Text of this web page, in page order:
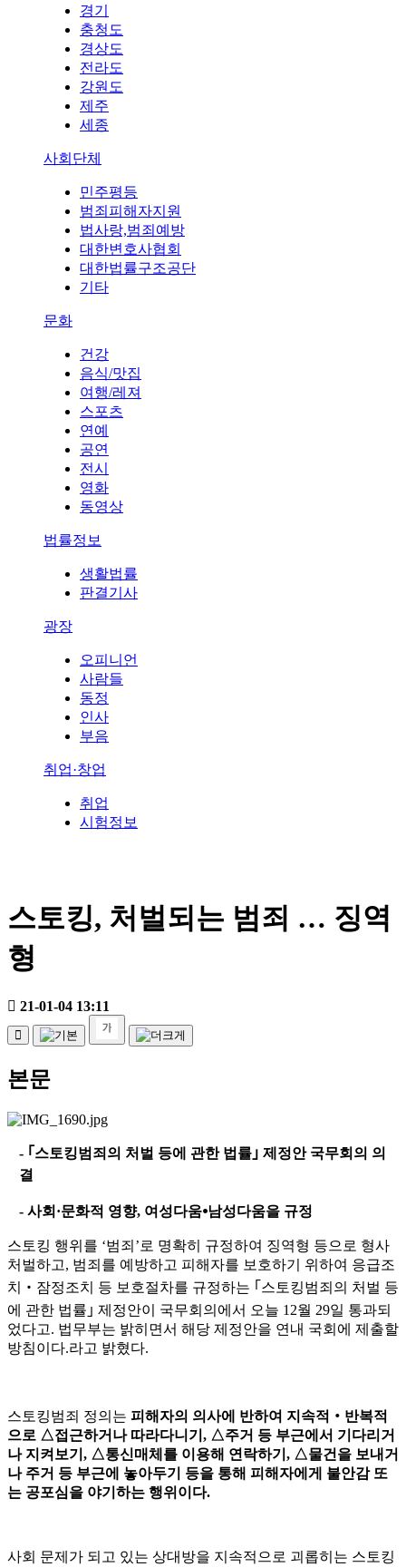
경기
충청도
경상도
전라도
강원도
제주
세종
사회단체
민주평등
범죄피해자지원
법사랑,범죄예방
대한변호사협회
대한법률구조공단
기타
문화
건강
음식/맛집
여행/레져
스포츠
연예
공연
전시
영화
동영상
법률정보
생활법률
판결기사
광장
오피니언
사람들
동정
인사
부음
취업·창업
취업
시험정보
스토킹, 처벌되는 범죄 … 징역
형
21-01-04 13:11
본문
- ｢ 스토킹범죄의 처벌 등에 관한 법률 ｣제정안 국무회의 의
결
-사회 ·문화적 영향, 여성다움⦁남성다움을 규정
스토킹 행위를 ‘범죄 ’로 명확히 규정하여 징역형 등으로 형사
처벌하고, 범죄를 예방하고 피해자를 보호하기 위하여 응급조
치
‧ 잠정조치 등 보호절차를 규정하는 ｢ 스토킹범죄의 처벌 등
에 관한 법률 ｣ 제정안이 국무회의에서 오늘 12월 29일 통과되
었다고. 법무부는 밝히면서 해당 제정안을 연내 국회에 제출할
방침이다.라고 밝혔다.
스토킹범죄 정의는 피해자의 의사에 반하여 지속적 ‧ 반복적
으로 △접근하거나 따라다니기 , △주거 등 부근에서 기다리거
나 지켜보기 , △통신매체를 이용해 연락하기 , △물건을 보내거
나 주거 등 부근에 놓아두기 등을 통해 피해자에게 불안감 또
는 공포심을 야기하는 행위이다.
사회 문제가 되고 있는 상대방을 지속적으로 괴롭히는 스토킹